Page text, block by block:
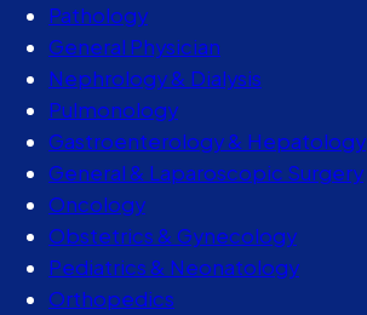
Pathology
General Physician
Nephrology & Dialysis
Pulmonology
Gastroenterology & Hepatology
General & Laparoscopic Surgery
Oncology
Obstetrics & Gynecology
Pediatrics & Neonatology
Orthopedics